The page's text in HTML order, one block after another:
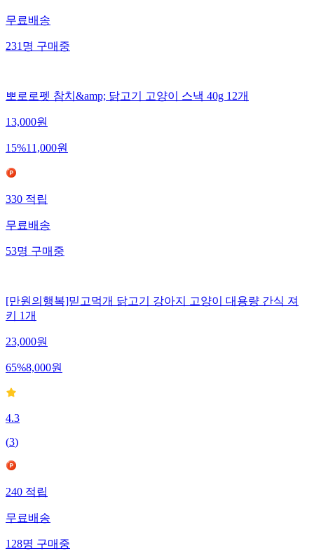
무료배송
231 명 구매중
뽀로로펫 참치&amp; 닭고기 고양이 스낵 40g 12개
13,000원
15%11,000원
330 적립
무료배송
53명 구매중
[만원의행복]믿고먹개 닭고기 강아지 고양이 대용량 간식 져
키 1개
23,000원
65%8,000원
4.3
(3)
240 적립
무료배송
128명 구매중